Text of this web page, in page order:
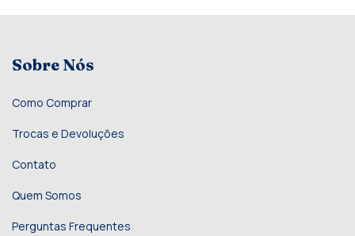
Sobre Nós
Como Comprar
Trocas e Devoluções
Contato
Quem Somos
Perguntas Frequentes